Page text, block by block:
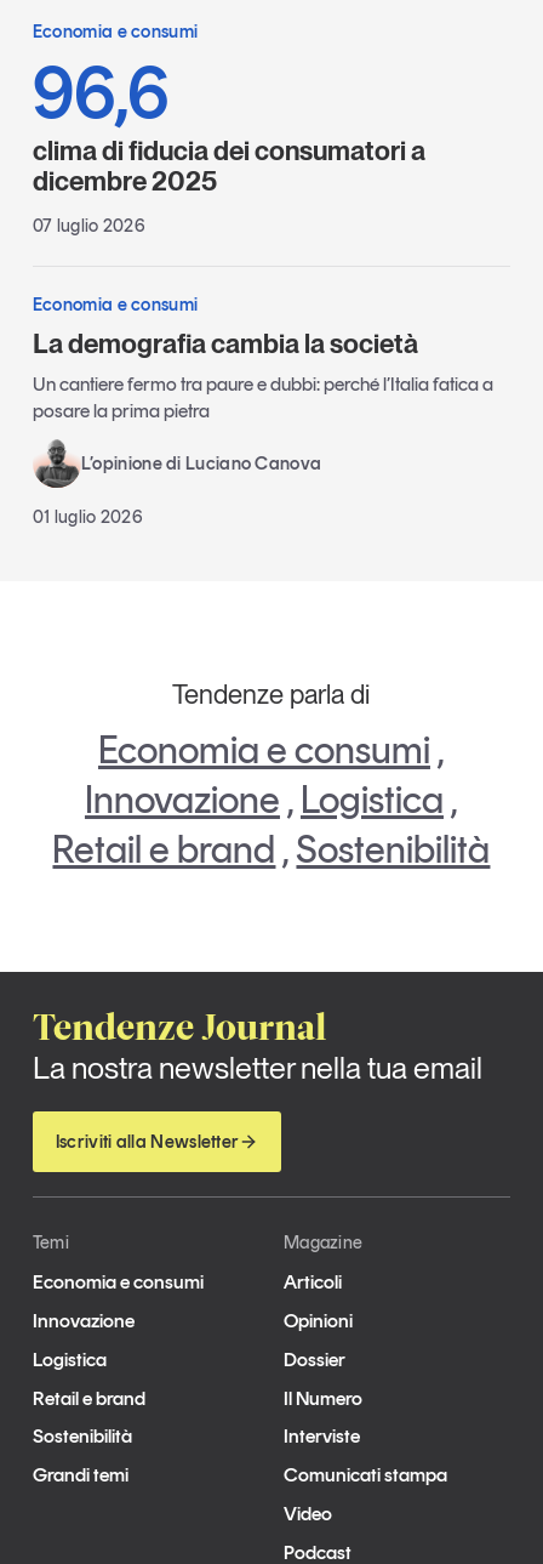
Economia e consumi
96,6
clima di fiducia dei consumatori a
dicembre 2025
07 luglio 2026
Economia e consumi
La demografia cambia la società
Un cantiere fermo tra paure e dubbi: perché l’Italia fatica a
posare la prima pietra
L’opinione di Luciano Canova
01 luglio 2026
Tendenze parla di
Economia e consumi ,
Innovazione , Logistica ,
Retail e brand ,Sostenibilità
Tendenze Journal
La nostra newsletter nella tua email
Iscriviti alla Newsletter
Temi
Economia e consumi
Innovazione
Logistica
Retail e brand
Sostenibilità
Grandi temi
Magazine
Articoli
Opinioni
Dossier
Il Numero
Interviste
Comunicati stampa
Video
Podcast